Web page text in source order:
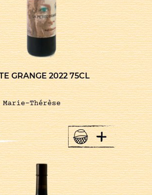
GRANGE 2022 75CL
Marie-Thérèse
+